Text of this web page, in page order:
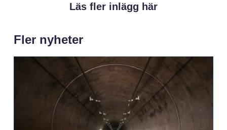
Läs fler inlägg här
Fler nyheter